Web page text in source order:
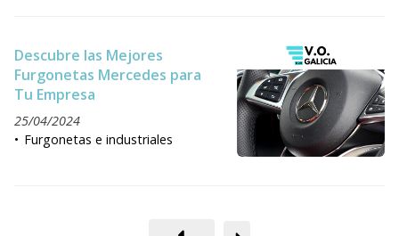
Descubre las Mejores
Furgonetas Mercedes para
Tu Empresa
25/04/2024
Furgonetas e industriales